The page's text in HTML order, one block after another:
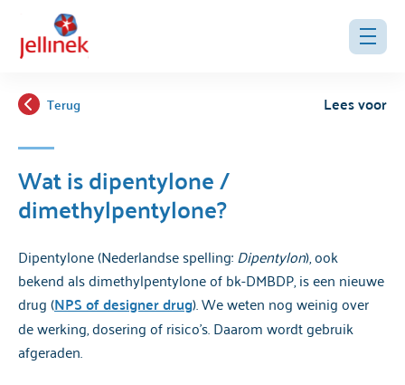
Terug Lees voor
Wat is dipentylone /
dimethylpentylone?
Dipentylone (Nederlandse spelling:Dipentylon), ook
bekend als dimethylpentylone of bk-DMBDP, is een nieuwe
drug (NPS of designer drug). We weten nog weinig over
de werking, dosering of risico's. Daarom wordt gebruik
afgeraden.